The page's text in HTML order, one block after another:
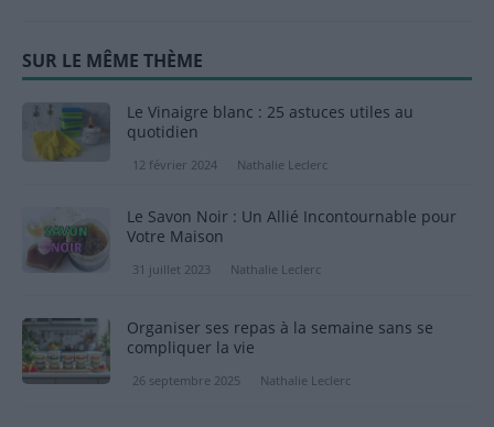
SUR LE MÊME THÈME
Le Vinaigre blanc : 25 astuces utiles au
quotidien
12 février 2024 Nathalie Leclerc
Le Savon Noir : Un Allié Incontournable pour
Votre Maison
31 juillet 2023 Nathalie Leclerc
Organiser ses repas à la semaine sans se
compliquer la vie
26 septembre 2025 Nathalie Leclerc